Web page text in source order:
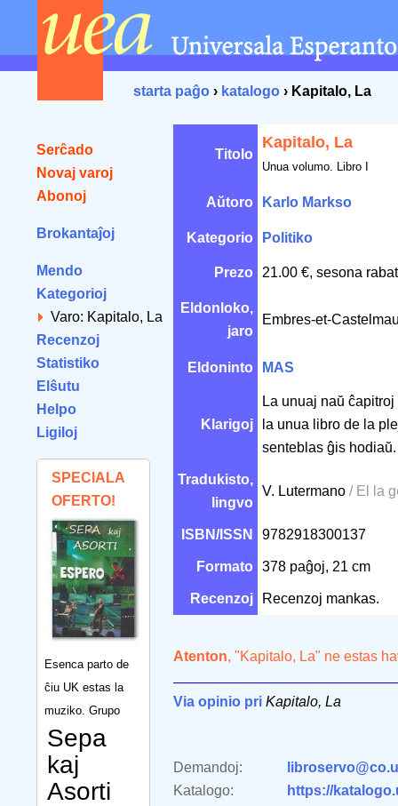
starta paĝo › katalogo › Kapitalo, La
Serĉado
Novaj varoj
Abonoj
Brokantaĵoj
Mendo
Kategorioj
Varo: Kapitalo, La
Recenzoj
Statistiko
Elŝutu
Helpo
Ligiloj
SPECIALA
OFERTO!
Esenca parto de
ĉiu UK estas la
muziko. Grupo
Sepa
kaj
Asorti
Titolo
Kapitalo, La
Unua volumo. Libro I
Aŭtoro Karlo Markso
Kategorio Politiko
Prezo 21.00 €, sesona
Eldonloko,
jaro
Embres-et-
Eldoninto MAS
Klarigoj
La unuaj naŭ
la unua libro de la
senteblas ĝis hodiaŭ.
Tradukisto,
lingvo
V. Lutermano / El la
ISBN/ISSN 9782918300137
Formato 378 paĝoj, 21 cm
Recenzoj Recenzoj mankas.
Atenton, "Kapitalo, La" ne estas
Via opinio pri Kapitalo, La
Demandoj:
Katalogo:
https://